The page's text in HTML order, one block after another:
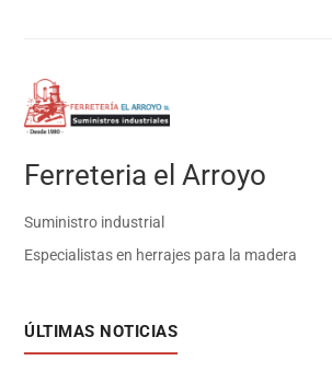
Ferreteria el Arroyo
Suministro industrial
Especialistas en herrajes para la madera
ÚLTIMAS NOTICIAS